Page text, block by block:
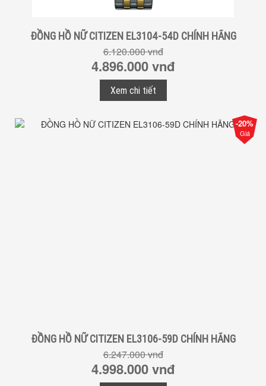
ĐỒNG HỒ NỮ CITIZEN EL3104-54D CHÍNH HÃNG
6.120.000 vnđ
4.896.000 vnđ
Xem chi tiết
-20%
Giá
ĐỒNG HỒ NỮ CITIZEN EL3106-59D CHÍNH HÃNG
6.247.000 vnđ
4.998.000 vnđ